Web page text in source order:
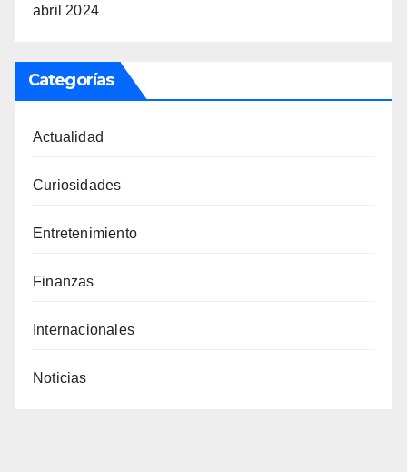
abril 2024
Categorías
Actualidad
Curiosidades
Entretenimiento
Finanzas
Internacionales
Noticias